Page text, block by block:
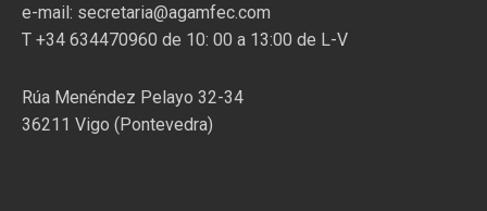
e-mail: secretaria@agamfec.com
T +34 634470960 de 10: 00 a 13:00 de L-V
Rúa Menéndez Pelayo 32-34
36211 Vigo (Pontevedra)